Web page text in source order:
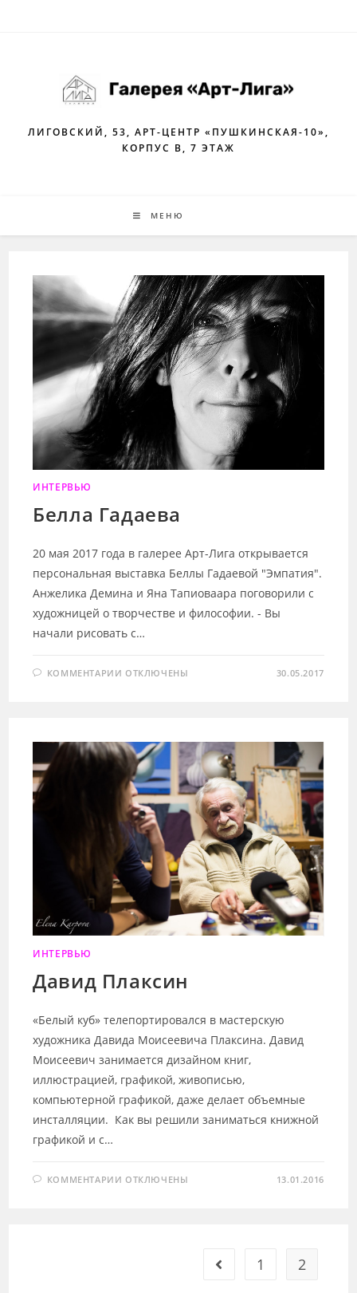
ЛИГОВСКИЙ, 53, АРТ-ЦЕНТР «ПУШКИНСКАЯ-10»,
КОРПУС В, 7 ЭТАЖ
МЕНЮ
ИНТЕРВЬЮ
Белла Гадаева
20 мая 2017 года в галерее Арт-Лига открывается
персональная выставка Беллы Гадаевой "Эмпатия".
Анжелика Демина и Яна Тапиоваара поговорили с
художницей о творчестве и философии. - Вы
начали рисовать с…
КОММЕНТАРИИ К
ОТКЛЮЧЕНЫ 30.05.2017
ИНТЕРВЬЮ
Давид Плаксин
«Белый куб» телепортировался в мастерскую
художника Давида Моисеевича Плаксина. Давид
Моисеевич занимается дизайном книг,
иллюстрацией, графикой, живописью,
компьютерной графикой, даже делает объемные
инсталляции. Как вы решили заниматься книжной
графикой и с…
КОММЕНТАРИИ К
ОТКЛЮЧЕНЫ 13.01.2016
Go to the previous page
1 2